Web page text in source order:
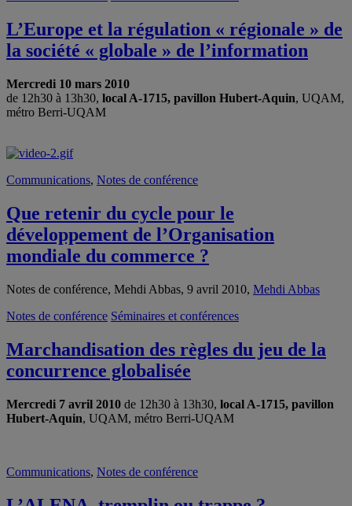
L’Europe et la régulation « régionale » de
la société « globale » de l’information
Mercredi 10 mars 2010
de 12h30 à 13h30, local A-1715, pavillon Hubert-Aquin, UQAM,
métro Berri-UQAM
Communications, Notes de conférence
Que retenir du cycle pour le
développement de l’Organisation
mondiale du commerce ?
Notes de conférence, Mehdi Abbas, 9 avril 2010, Mehdi Abbas
Notes de conférence Séminaires et conférences
Marchandisation des règles du jeu de la
concurrence globalisée
Mercredi 7 avril 2010 de 12h30 à 13h30, local A-1715, pavillon
Hubert-Aquin, UQAM, métro Berri-UQAM
Communications, Notes de conférence